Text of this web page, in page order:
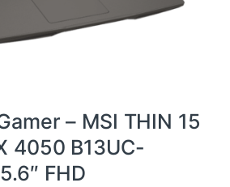
– MSI THIN 15
4050 B13UC-
FHD